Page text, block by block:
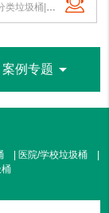
垃圾桶|北京垃圾桶|厂家直销
案例专题 arrow_drop_down
| 医院/学校垃圾桶 |